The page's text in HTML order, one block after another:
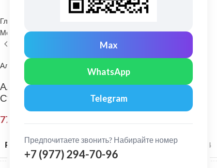
Max
WhatsApp
Telegram
Предпочитаете звонить? Набирайте номер
+7 (977) 294-70-96
Главная
Металлические водосточные системы Желоб водосточный
Альта-Профиль
Альта-Профиль: Желоб водосточный 4 м
Стандарт Коричневый
770,00
РАЗМЕР СИСТЕМЫ 115/74